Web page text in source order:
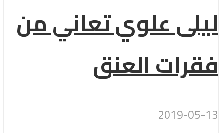
ليلى علوي تعاني من
فقرات العنق
2019-05-13